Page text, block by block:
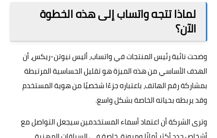
لماذا تتجه واتساب إلى هذه الخطوة
الآن؟
وضحت نائبة رئيس المنتجات فيواتساب، أليس نيوتن-ريكس، أن
الهدف الأساسي من هذه الميزة هو تقليل الحساسية المرتبطة
بمشاركة رقم الهاتف، باعتباره جزءًا شخصيًا من هوية المستخدم
وقد يربطه بحياته الخاصة بشكل واسع.
وترى الشركة أن اعتماد أسماء المستخدمين سيجعل التواصل مع